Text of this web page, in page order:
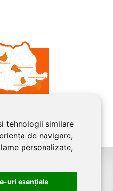
tehnologii similare
de navigare,
personalizate,
uri esenţiale
serviciu de promovare online
deLIVE COMMUNICATIONS SRL